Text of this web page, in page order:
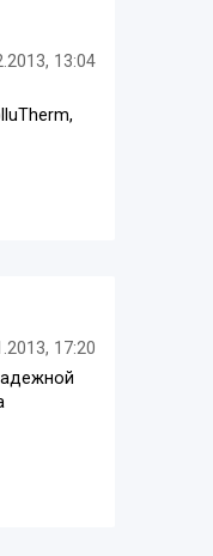
13:04
17:20